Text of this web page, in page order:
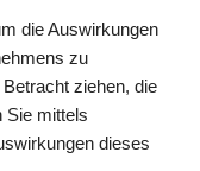
die Auswirkungen
zu
ziehen, die
Sie mittels
dieses